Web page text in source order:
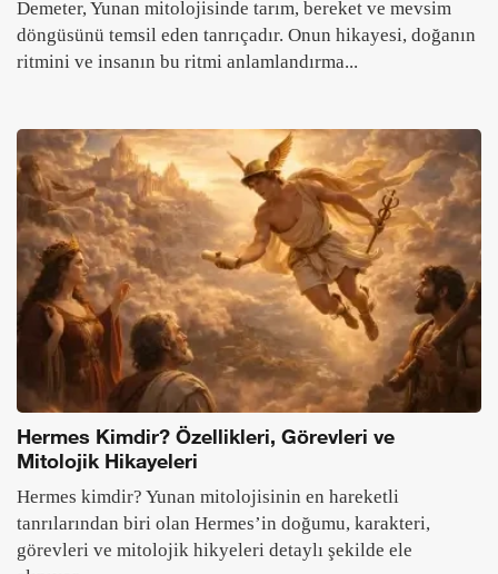
Demeter, Yunan mitolojisinde tarım, bereket ve mevsim
döngüsünü temsil eden tanrıçadır. Onun hikayesi, doğanın
ritmini ve insanın bu ritmi anlamlandırma...
Hermes Kimdir? Özellikleri, Görevleri ve
Mitolojik Hikayeleri
Hermes kimdir? Yunan mitolojisinin en hareketli
tanrılarından biri olan Hermes’in doğumu, karakteri,
görevleri ve mitolojik hikyeleri detaylı şekilde ele